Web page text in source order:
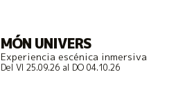
MÓN UNIVERS
Experiencia escénica inmersiva
Del VI 25.09.26al DO 04.10.26